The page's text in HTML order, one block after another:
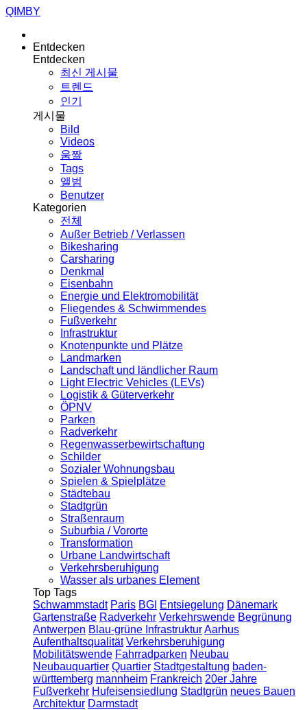
QIMBY
Entdecken
Entdecken
최신 게시물
트렌드
인기
게시물
Bild
Videos
움짤
Tags
앨범
Benutzer
Kategorien
전체
Außer Betrieb / Verlassen
Bikesharing
Carsharing
Denkmal
Eisenbahn
Energie und Elektromobilität
Fliegendes & Schwimmendes
Fußverkehr
Infrastruktur
Knotenpunkte und Plätze
Landmarken
Landschaft und ländlicher Raum
Light Electric Vehicles (LEVs)
Logistik & Güterverkehr
ÖPNV
Parken
Radverkehr
Regenwasserbewirtschaftung
Schilder
Sozialer Wohnungsbau
Spielen & Spielplätze
Städtebau
Stadtgrün
Straßenraum
Suburbia / Vororte
Transformation
Urbane Landwirtschaft
Verkehrsberuhigung
Wasser als urbanes Element
Top Tags
Schwammstadt Paris BGI Entsiegelung Dänemark
Gartenstraße Radverkehr Verkehrswende Begrünung
Antwerpen Blau-grüne InfrastrukturAarhus
Aufenthaltsqualität Verkehrsberuhigung
Mobilitätswende Fahrradparken Neubau
Neubauquartier Quartier Stadtgestaltung baden-
württemberg mannheim Frankreich 20er Jahre
Fußverkehr Hufeisensiedlung Stadtgrün neues Bauen
Architektur Darmstadt